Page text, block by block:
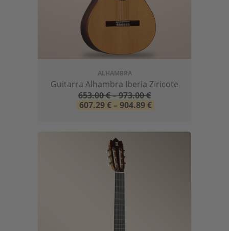
ALHAMBRA
Guitarra Alhambra Iberia Ziricote
653.00€–973.00€
607.29€ – 904.89€